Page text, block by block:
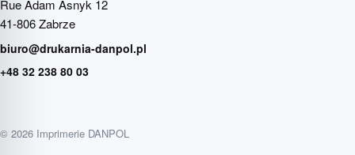
Rue Adam Asnyk 12
41-806 Zabrze
biuro@drukarnia-danpol.pl
+48 32 238 80 03
© 2026 Imprimerie DANPOL